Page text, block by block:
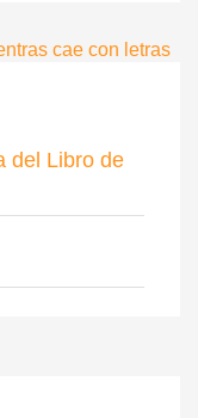
del Libro de